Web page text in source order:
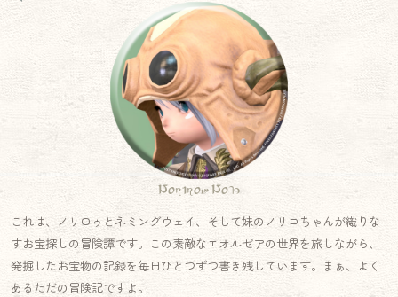
Norirow Note
これは、ノリロゥとネミングウェイ、そして妹のノリコちゃんが織りな
すお宝探しの冒険譚です。この素敵なエオルゼアの世界を旅しながら、
発掘したお宝物の記録を毎日ひとつずつ書き残しています。まぁ、よく
あるただの冒険記ですよ。